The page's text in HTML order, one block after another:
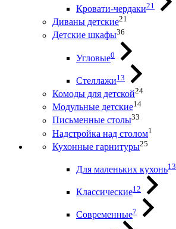
Кровати-чердаки21
Диваны детские21
Детские шкафы36
Угловые0
Стеллажи13
Комоды для детской24
Модульные детские14
Письменные столы33
Надстройка над столом1
Кухонные гарнитуры25
Для маленьких кухонь13
Классические12
Современные7